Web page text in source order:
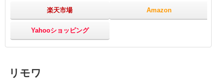
楽天市場 Amazon
Yahooショッピング
リモワ